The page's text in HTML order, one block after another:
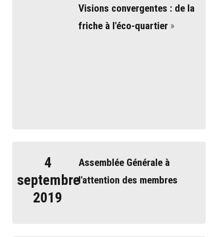
Visions convergentes : de la
friche à l'éco-quartier »
4
septembre
2019
Assemblée Générale à
l'attention des membres